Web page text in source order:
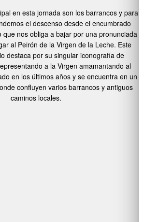
en esta jornada son los barrancos y para
el descenso desde el encumbrado
que nos obliga a bajar por una pronunciada
al Peirón de la Virgen de la Leche. Este
destaca por su singular iconografía de
a la Virgen amamantando al
en los últimos años y se encuentra en un
confluyen varios barrancos y antiguos
caminos locales.